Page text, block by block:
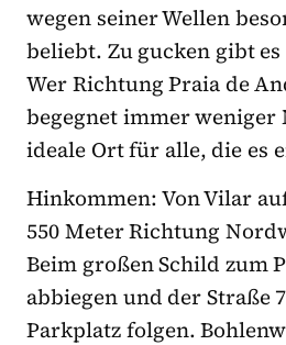
wegen seiner Wellen
beliebt. Zu gucken gibt es
Wer Richtung Praia de
begegnet immer weniger
ideale Ort für alle, die es
Hinkommen: Von Vilar
550 Meter Richtung
Beim großen Schild zum
abbiegen und der Straße
Parkplatz folgen.